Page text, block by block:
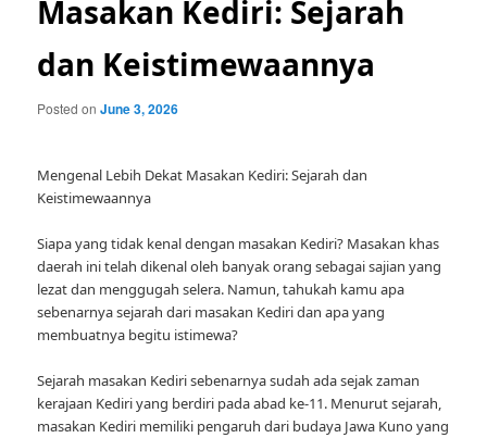
Masakan Kediri: Sejarah
dan Keistimewaannya
Posted onJune 3, 2026
Mengenal Lebih Dekat Masakan Kediri: Sejarah dan
Keistimewaannya
Siapa yang tidak kenal dengan masakan Kediri? Masakan khas
daerah ini telah dikenal oleh banyak orang sebagai sajian yang
lezat dan menggugah selera. Namun, tahukah kamu apa
sebenarnya sejarah dari masakan Kediri dan apa yang
membuatnya begitu istimewa?
Sejarah masakan Kediri sebenarnya sudah ada sejak zaman
kerajaan Kediri yang berdiri pada abad ke-11. Menurut sejarah,
masakan Kediri memiliki pengaruh dari budaya Jawa Kuno yang